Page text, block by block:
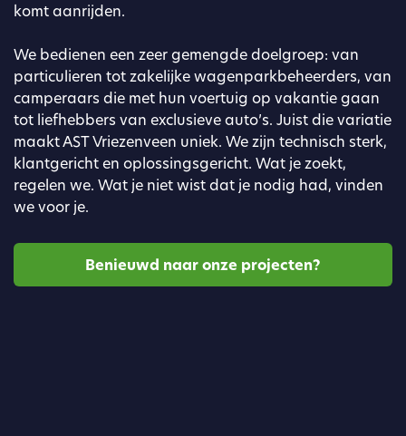
komt aanrijden.
We bedienen een zeer gemengde doelgroep: van
particulieren tot zakelijke wagenparkbeheerders, van
camperaars die met hun voertuig op vakantie gaan
tot liefhebbers van exclusieve auto’s. Juist die variatie
maakt AST Vriezenveen uniek. We zijn technisch sterk,
klantgericht en oplossingsgericht. Wat je zoekt,
regelen we. Wat je niet wist dat je nodig had, vinden
we voor je.
Benieuwd naar onze projecten?